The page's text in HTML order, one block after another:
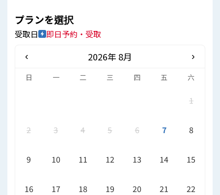
プランを選択
受取日 即日予約・受取
‹ 2026年 8月 ›
日 一 二 三 四 五 六
1
2 3 4 5 6 7 8
9 10 11 12 13 14 15
16 17 18 19 20 21 22